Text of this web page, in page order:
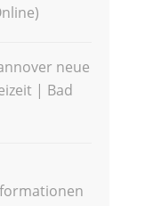
neue
| Bad